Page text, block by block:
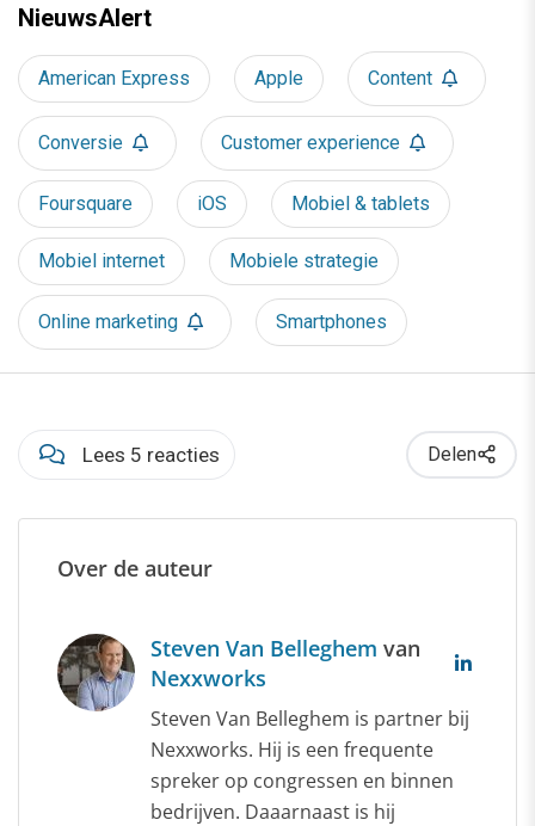
NieuwsAlert
American Express Apple Content
Conversie Customer experience
Foursquare iOS Mobiel & tablets
Mobiel internet Mobiele strategie
Online marketing Smartphones
Lees 5 reacties Delen
Over de auteur
Steven Van Belleghem van
Nexxworks
Steven Van Belleghem is partner bij
Nexxworks. Hij is een frequente
spreker op congressen en binnen
bedrijven. Daaarnaast is hij